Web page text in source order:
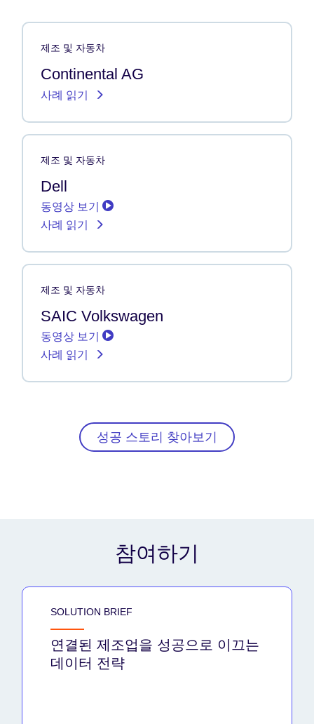
제조 및 자동차
Continental AG
사례 읽기
제조 및 자동차
Dell
동영상 보기
사례 읽기
제조 및 자동차
SAIC Volkswagen
동영상 보기
사례 읽기
성공 스토리 찾아보기
참여하기
SOLUTION BRIEF
연결된 제조업을 성공으로 이끄는
데이터 전략